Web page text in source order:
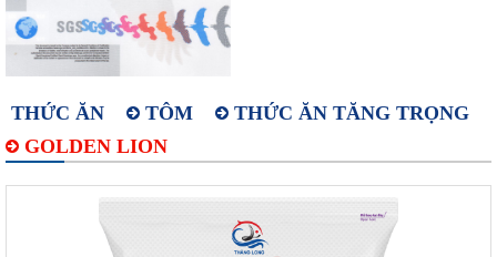
THỨC ĂN TÔM
THỨC ĂN TĂNG TRỌNG
GOLDEN LION